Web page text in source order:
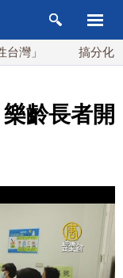
搞分化？美
齡長者開